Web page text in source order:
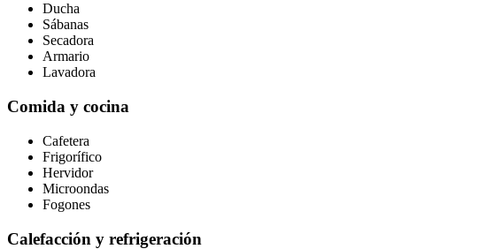
Ducha
Sábanas
Secadora
Armario
Lavadora
Comida y cocina
Cafetera
Frigorífico
Hervidor
Microondas
Fogones
Calefacción y refrigeración